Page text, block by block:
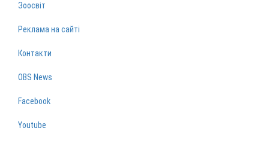
Зоосвіт
Реклама на сайті
Контакти
OBS News
Facebook
Youtube